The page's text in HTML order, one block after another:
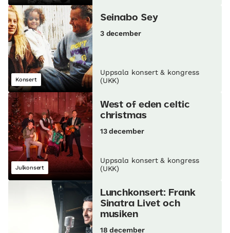
Konsert
Seinabo Sey
3 december
Uppsala konsert & kongress
(UKK)
Julkonsert
West of eden celtic
christmas
13 december
Uppsala konsert & kongress
(UKK)
Lunch­konsert: Frank
Sinatra Livet och
musiken
18 december